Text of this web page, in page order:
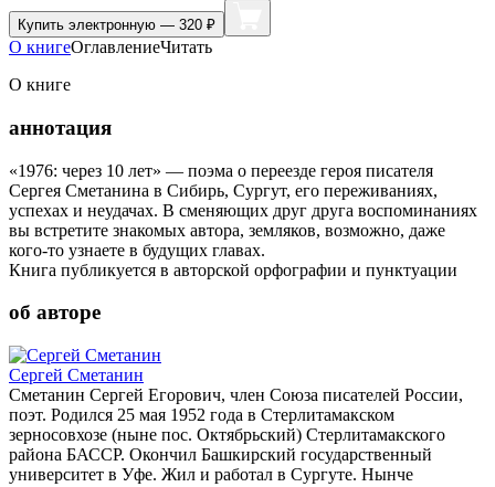
Купить электронную — 320 ₽
О книгеОглавлениеЧитать
О книге
аннотация
«1976: через 10 лет» — поэма о переезде героя писателя
Сергея Сметанина в Сибирь, Сургут, его переживаниях,
успехах и неудачах. В сменяющих друг друга воспоминаниях
вы встретите знакомых автора, земляков, возможно, даже
кого-то узнаете в будущих главах.
Книга публикуется в авторской орфографии и пунктуации
об авторе
Сергей Сметанин
Сметанин Сергей Егорович, член Союза писателей России,
поэт. Родился 25 мая 1952 года в Стерлитамакском
зерносовхозе (ныне пос. Октябрьский) Стерлитамакского
района БАССР. Окончил Башкирский государственный
университет в Уфе. Жил и работал в Сургуте. Нынче